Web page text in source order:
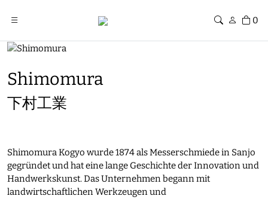
0
Shimomura
下村工業
Shimomura Kogyo wurde 1874 als Messerschmiede in Sanjo
gegründet und hat eine lange Geschichte der Innovation und
Handwerkskunst. Das Unternehmen begann mit
landwirtschaftlichen Werkzeugen und